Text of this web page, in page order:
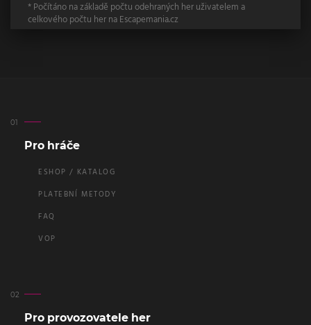
* Počítáno na základě počtu odehraných her uživatelem a
celkového počtu her na Escapemania.cz
Pro hráče
ESHOP / KATALOG
PLATEBNÍ METODY
FAQ
VOP
Pro provozovatele her